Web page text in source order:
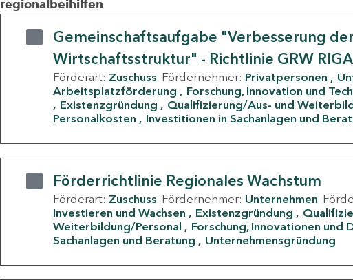
regionalbeihilfen
Gemeinschaftsaufgabe "Verbesserung
Wirtschaftsstruktur" - Richtlinie GRW RIGA
Förderart: Zuschuss Fördernehmer: Privatpersonen
Arbeitsplatzförderung
Forschung, Innovation und
Existenzgründung
Qualifizierung/Aus- und
Personalkosten
Investitionen in Sachanlagen und
Förderrichtlinie Regionales Wachstum
Förderart: Zuschuss Fördernehmer: Unternehmen
Investieren und Wachsen
Existenzgründung
Weiterbildung/Personal
Forschung, Innovationen und
Sachanlagen und Beratung
Unternehmensgründung